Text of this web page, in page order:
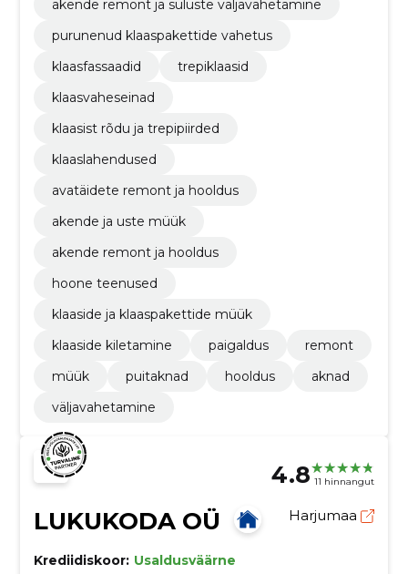
akende remont ja suluste väljavahetamine
purunenud klaaspakettide vahetus
klaasfassaadid
trepiklaasid
klaasvaheseinad
klaasist rõdu ja trepipiirded
klaaslahendused
avatäidete remont ja hooldus
akende ja uste müük
akende remont ja hooldus
hoone teenused
klaaside ja klaaspakettide müük
klaaside kiletamine
paigaldus
remont
müük
puitaknad hooldus
aknad
väljavahetamine
4.8 11 hinnangut
LUKUKODA OÜ Harjumaa
Krediidiskoor: Usaldusväärne